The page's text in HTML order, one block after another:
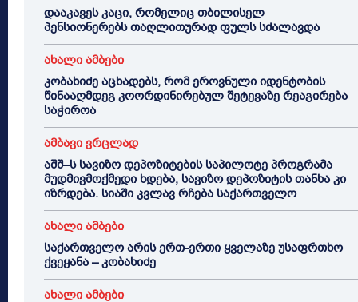
დააკავეს კაცი, რომელიც თბილისელ
პენსიონერებს თაღლითურად ფულს სძალავდა
ახალი ამბები
კობახიძე აცხადებს, რომ ეროვნული იდენტობის
წინააღმდეგ კოორდინირებულ შეტევაზე რეაგირება
საჭიროა
ამბავი ვრცლად
აშშ–ს სავიზო დეპოზიტების საპილოტე პროგრამა
მუდმივმოქმედი ხდება, სავიზო დეპოზიტის თანხა კი
იზრდება. სიაში კვლავ რჩება საქართველო
ახალი ამბები
საქართველო არის ერთ-ერთი ყველაზე უსაფრთხო
ქვეყანა – კობახიძე
ახალი ამბები